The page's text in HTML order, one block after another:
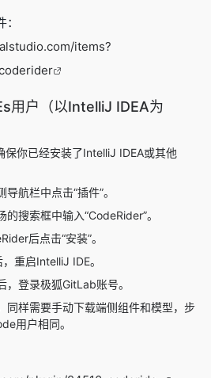
items?
用户（以IntelliJ IDEA为
保你已经安装了IntelliJ IDEA或其他
导航栏中点击“插件”。
的搜索框中输入“CodeRider”。
后点击“安装”。
重启IntelliJ IDE。
，登录极狐GitLab账号。
同样需要手动下载端侧组件和模型，步
用户相同。